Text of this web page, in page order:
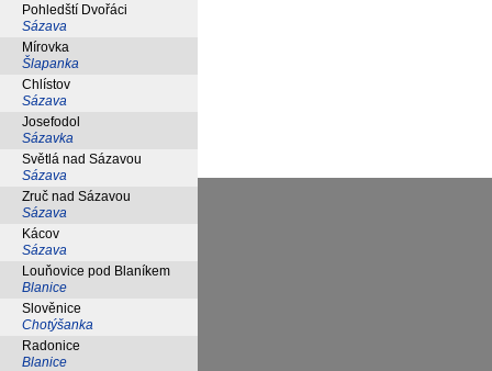
Pohledští Dvořáci
Sázava
Mírovka
Šlapanka
Chlístov
Sázava
Josefodol
Sázavka
Světlá nad Sázavou
Sázava
Zruč nad Sázavou
Sázava
Kácov
Sázava
Louňovice pod Blaníkem
Blanice
Slověnice
Chotýšanka
Radonice
Blanice